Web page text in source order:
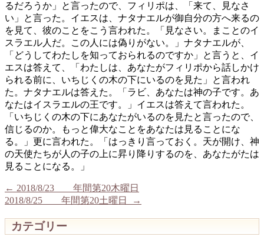
るだろうか」と言ったので、フィリポは、「来て、見なさ
い」と言った。イエスは、ナタナエルが御自分の方へ来るの
を見て、彼のことをこう言われた。「見なさい。まことのイ
スラエル人だ。この人には偽りがない。」ナタナエルが、
「どうしてわたしを知っておられるのですか」と言うと、イ
エスは答えて、「わたしは、あなたがフィリポから話しかけ
られる前に、いちじくの木の下にいるのを見た」と言われ
た。ナタナエルは答えた。「ラビ、あなたは神の子です。あ
なたはイスラエルの王です。」イエスは答えて言われた。
「いちじくの木の下にあなたがいるのを見たと言ったので、
信じるのか。もっと偉大なことをあなたは見ることにな
る。」更に言われた。「はっきり言っておく。天が開け、神
の天使たちが人の子の上に昇り降りするのを、あなたがたは
見ることになる。」
← 2018/8/23 年間第20木曜日
2018/8/25 年間第20土曜日
→
カテゴリー